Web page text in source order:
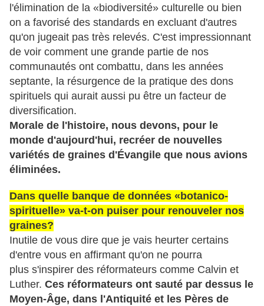
l'élimination de la «biodiversité» culturelle ou bien
on a favorisé des standards en excluant d'autres
qu'on jugeait pas très relevés. C'est impressionnant
de voir comment une grande partie de nos
communautés ont combattu, dans les années
septante, la résurgence de la pratique des dons
spirituels qui aurait aussi pu être un facteur de
diversification.
Morale de l'histoire, nous devons, pour le
monde d'aujourd'hui, recréer de nouvelles
variétés de graines d'Évangile que nous avions
éliminées.
Dans quelle banque de données «botanico-
spirituelle» va-t-on puiser pour renouveler nos
graines?
Inutile de vous dire que je vais heurter certains
d'entre vous en affirmant qu'on ne pourra
plus s'inspirer des réformateurs comme Calvin et
Luther. Ces réformateurs ont sauté par dessus le
Moyen-Âge, dans l'Antiquité et les Pères de